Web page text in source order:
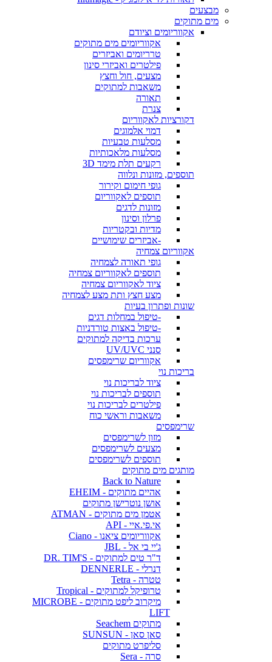
מבצעים
מים מתוקים
אקווריומים וציודם
אקווריומים מים מתוקים
טרריומים ואביזרים
פילטרים ואביזרי סינון
מצעים, חול וחצץ
משאבות למתוקים
תאורה
צנרת
דקורציות לאקווריום
דמוי אלמוגים
מסלעות טבעיות
מסלעות מלאכותיות
רקעים תלת מימד 3D
תוספים, מזונות ונלווה
גופי חימום וקירור
תוספים לאקווריום
מזונות לדגים
פרלון וסינון
מדיות ובקטריות
-אביזרים שימושיים
אקווריום צמחיה
גופי תאורה לצמחיה
תוספים לאקווריום צמחיה
ציוד לאקווריום צמחיה
מצע חצץ ותת מצע לצמחיה
שונות ופתרון בעיות
-טיפול במחלות דגים
-טיפול באצות טורדניות
ערכות בדיקה למתוקים
סנני UV/UVC
אקווריום שרימפסים
בריכות נוי
ציוד לבריכות נוי
תוספים לבריכות נוי
פילטרים לבריכות נוי
משאבות וראשי כוח
שרימפסים
מזון לשרימפסים
מצעים לשרימפסים
תוספים לשרימפסים
מותגים מים מתוקים
Back to Nature
אהיים מתוקים - EHEIM
אושן נוטרישן מתוקים
אטמן מים מתוקים - ATMAN
אי.פי.איי - API
אקווריומים ציאנו - Ciano
ג'יי בי אל - JBL
ד"ר טים למתוקים - DR. TIM'S
דנרלי - DENNERLE
טטרה - Tetra
טרופיקל למתוקים - Tropical
מיקרוב ליפט מתוקים - MICROBE
LIFT
מתוקים Seachem
סאן סאן - SUNSUN
סליפרט מתוקים
סרה - Sera